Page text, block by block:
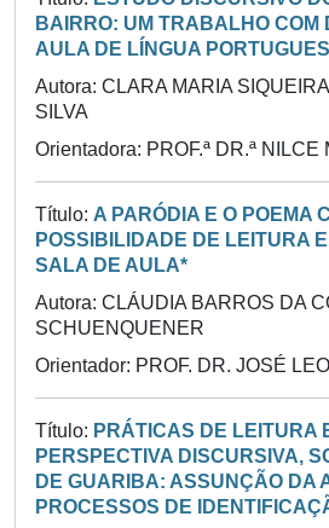
BAIRRO: UM TRABALHO COM
AULA DE LÍNGUA
Autora: CLARA MARIA
SILVA
Orientadora: PROF.ª DR.ª NILCE
Título: A PARÓDIA E O POEMA
POSSIBILIDADE DE LEITURA
SALA DE AULA*
Autora: CLÁUDIA BARROS DA
SCHUENQUENER
Orientador: PROF. DR. JOSÉ
Título: PRÁTICAS DE LEITURA
PERSPECTIVA DISCURSIVA,
DE GUARIBA: ASSUNÇÃO DA
PROCESSOS DE